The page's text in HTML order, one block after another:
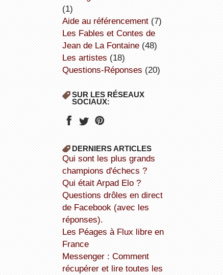
(1)
aide au référencement(7)
Les Fables et Contes de
Jean de La Fontaine(48)
Les artistes (18)
Questions-Réponses (20)
SUR LES RÉSEAUX
SOCIAUX:
DERNIERS ARTICLES
Qui sont les plus grands
champions d'échecs ?
Qui était Arpad Elo ?
Questions drôles en direct
de Facebook (avec les
réponses).
Les Péages à Flux libre en
France
Messenger : Comment
récupérer et lire toutes les